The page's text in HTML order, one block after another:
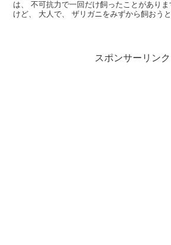
は、 不可抗力で一回だけ飼ったことがあり
けど、 大人で、 ザリガニをみずから飼おう
スポンサーリンク